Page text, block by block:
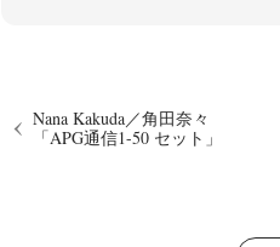
Tomonori Ryu
Nana Kakuda／角田奈々
「APG通信1-50 セット」